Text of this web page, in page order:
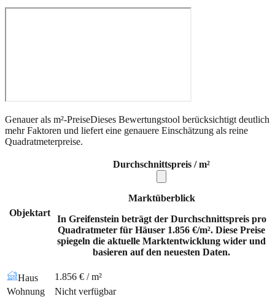
Genauer als m²-PreiseDieses Bewertungstool berücksichtigt deutlich
mehr Faktoren und liefert eine genauere Einschätzung als reine
Quadratmeterpreise.
Objektart
Durchschnittspreis / m²
Marktüberblick
In Greifenstein beträgt der Durchschnittspreis pro
Quadratmeter für Häuser 1.856 €/m². Diese Preise
spiegeln die aktuelle Marktentwicklung wider und
basieren auf den neuesten Daten.
Haus
1.856 € / m²
Wohnung
Nicht verfügbar